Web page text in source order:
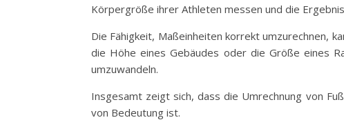
Körpergröße ihrer Athleten messen und die
Die Fähigkeit, Maßeinheiten korrekt umzurechnen,
die Höhe eines Gebäudes oder die Größe eines
umzuwandeln.
Insgesamt zeigt sich, dass die Umrechnung von
von Bedeutung ist.